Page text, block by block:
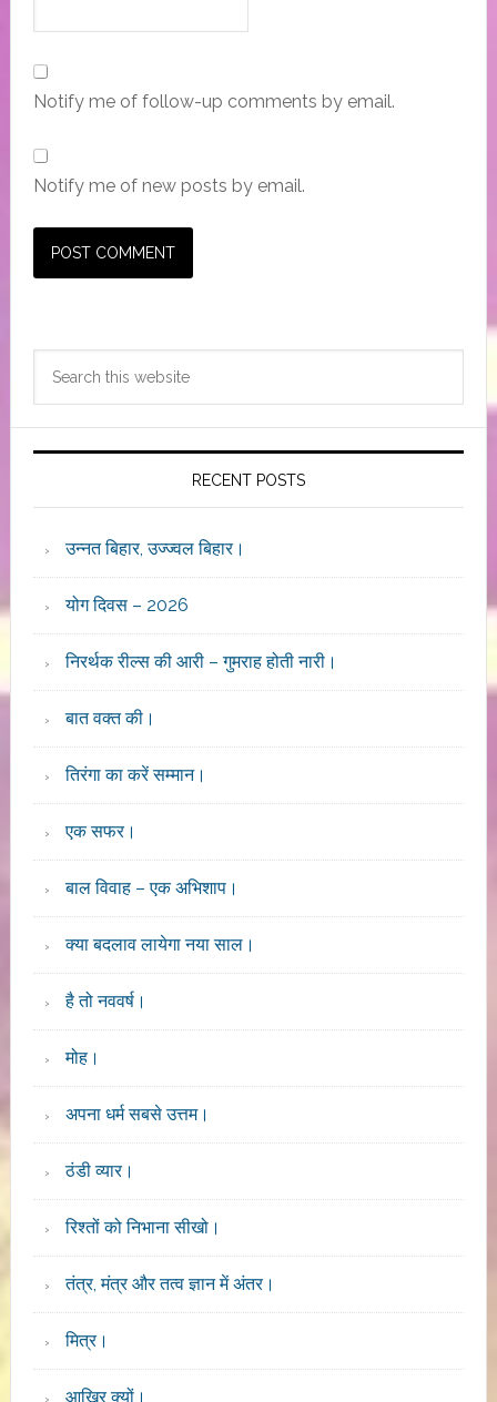
Notify me of follow-up comments by email.
Notify me of new posts by email.
Primary
Sidebar
RECENT POSTS
उन्नत बिहार, उज्ज्वल बिहार।
योग दिवस – 2026
निरर्थक रील्स की आरी – गुमराह होती नारी।
बात वक्त की।
तिरंगा का करें सम्मान।
एक सफर।
बाल विवाह – एक अभिशाप।
क्या बदलाव लायेगा नया साल।
है तो नववर्ष।
मोह।
अपना धर्म सबसे उत्तम।
ठंडी व्यार।
रिश्तों को निभाना सीखो।
तंत्र, मंत्र और तत्व ज्ञान में अंतर।
मित्र।
आखिर क्यों।